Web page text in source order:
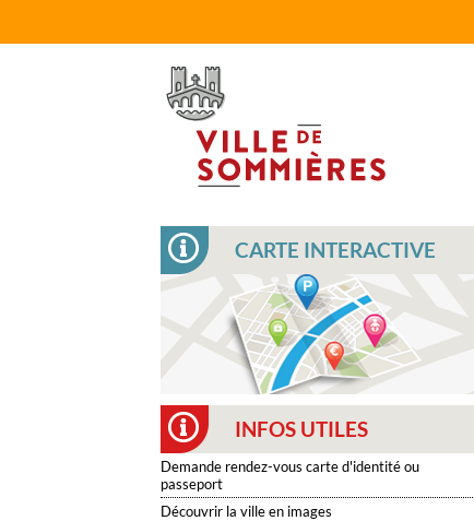
CARTE INTERACTIVE
INFOS UTILES
Demande rendez-vous carte d'identité ou
passeport
Découvrir la ville en images